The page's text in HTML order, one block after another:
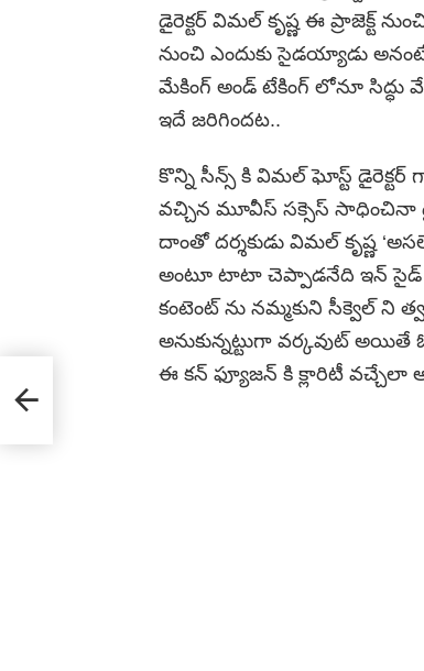
డైరెక్టర్ విమల్‌ కృష్ణ ఈ ప్రాజెక్ట్‌
నుంచి ఎందుకు సైడయ్యాడు
మేకింగ్ అండ్ టేకింగ్ లోనూ సిద్ధు
ఇదే జరిగిందట..
కొన్ని సీన్స్‌ కి విమల్ ఘోస్ట్‌
వచ్చిన మూవీస్ సక్సెస్‌ సాధించినా
దాంతో దర్శకుడు విమల్‌ కృష్ణ
అంటూ టాటా చెప్పాడనేది ఇన్ సైడ్
కంటెంట్ ను నమ్మకుని సీక్వెల్ ని
అనుకున్నట్టుగా వర్కవుట్ అయితే
ఈ కన్ ఫ్యూజన్ కి క్లారిటీ